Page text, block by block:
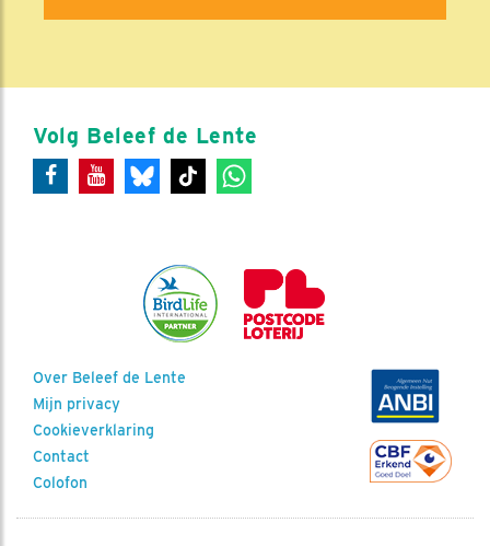
Volg Beleef de Lente
Over Beleef de Lente
Mijn privacy
Cookieverklaring
Contact
Colofon